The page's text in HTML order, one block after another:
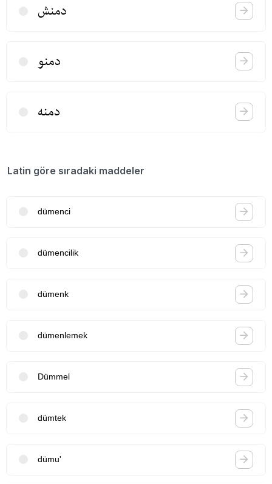
دمنش
دمنو
دمنه
Latin göre sıradaki maddeler
dümenci
dümencilik
dümenk
dümenlemek
Dümmel
dümtek
dümu'